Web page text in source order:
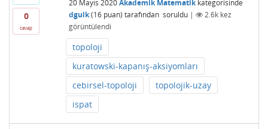
0
cevap
20 Mayıs 2020 Akademik Matematikkategorisinde
dgulk (16puan) tarafından soruldu | 2.6kkez
görüntülendi
topoloji
kuratowski-kapanış-aksiyomları
cebirsel-topoloji
topolojik-uzay
ispat